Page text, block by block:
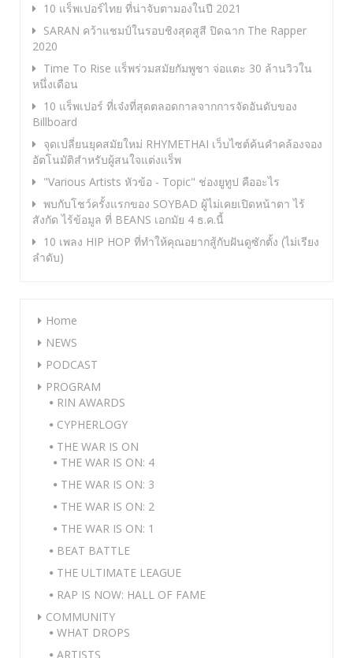
10 แร็พเปอร์ไทย ที่น่าจับตามองในปี 2021
SARAN คว้าแชมป์ในรอบชิงสุดสูสี ปิดฉาก The Rapper
2020
Time To Rise แร็พร่วมสมัยกัมพูชา จ่อแตะ 30 ล้านวิวใน
หนึ่งเดือน
10 แร็พเปอร์ ที่เจ๋งที่สุดตลอดกาลจากการจัดอันดับของ
Billboard
จุดเปลี่ยนยุคสมัยใหม่ RHYMETHAI เว็บไซต์ค้นคำคล้องจอง
อัตโนมัติสำหรับผู้สนใจแต่งแร็พ
"Various Artists หัวข้อ - Topic" ช่องยูทูป คืออะไร
พบกับโชว์ครั้งแรกของ SOYBAD ผู้ไม่เคยเปิดหน้าตา ไร้
สังกัด ไร้ข้อมูล ที่ BEANS เอกมัย 4 ธ.ค.นี้
10 เพลง HIP HOP ที่ทำให้คุณอยากสู้กับฝันดูซักตั้ง (ไม่เรียง
ลำดับ)
Home
NEWS
PODCAST
PROGRAM
RIN AWARDS
CYPHERLOGY
THE WAR IS ON
THE WAR IS ON: 4
THE WAR IS ON: 3
THE WAR IS ON: 2
THE WAR IS ON: 1
BEAT BATTLE
THE ULTIMATE LEAGUE
RAP IS NOW: HALL OF FAME
COMMUNITY
WHAT DROPS
ARTISTS